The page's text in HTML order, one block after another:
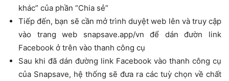
khác” của phần “Chia sẻ”
Tiếp đến, bạn sẽ cần mở trình duyệt web lên và truy cập
vào trang web snapsave.app/vn để dán đườn link
Facebook ở trên vào thanh công cụ
Sau khi đã dán đường link Facebook vào thanh công cụ
của Snapsave, hệ thống sẽ đưa ra các tuỳ chọn về chất